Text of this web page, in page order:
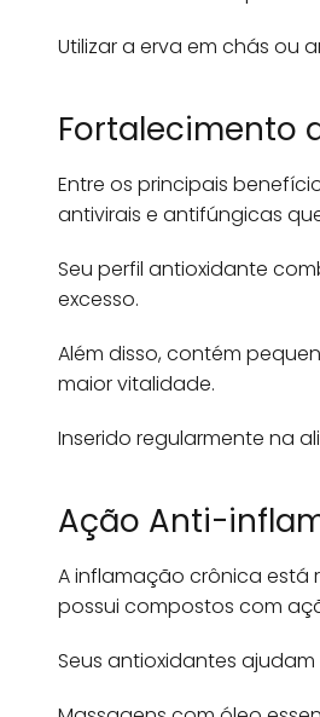
Utilizar a erva em chás ou
Fortalecimento
Entre os principais
antivirais e antifúngicas
Seu perfil antioxidante
excesso.
Além disso, contém
maior vitalidade.
Inserido regularmente na
Ação Anti-
A inflamação crônica está
possui compostos com
Seus antioxidantes